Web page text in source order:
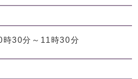
30分～11時30分